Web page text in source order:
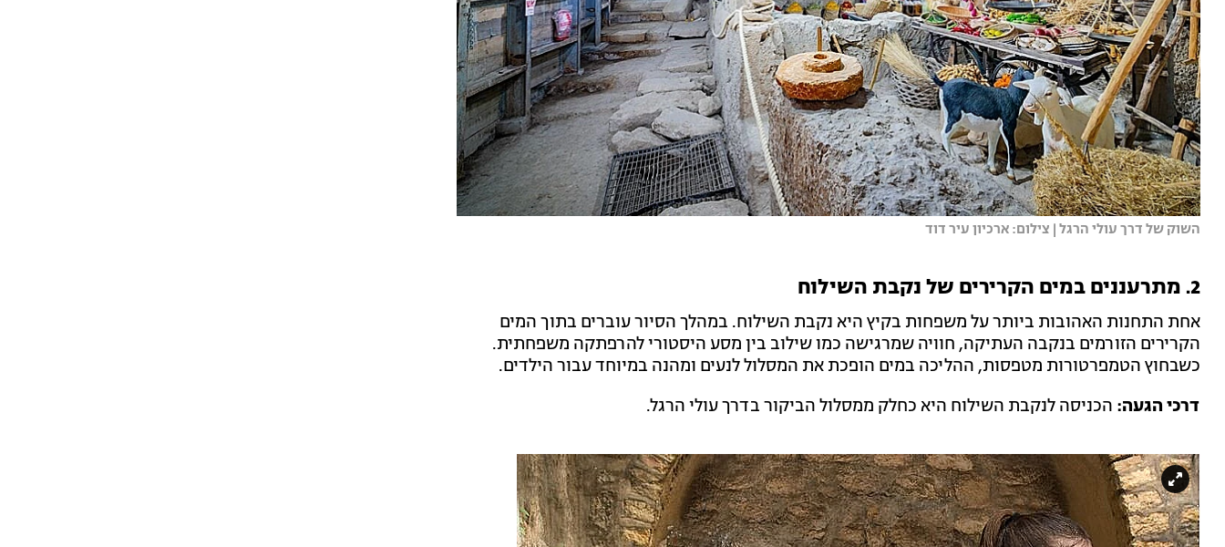
השוק של דרך עולי הרגל | צילום: ארכיון עיר דוד
2. מתרעננים במים הקרירים של נקבת השילוח
אחת התחנות האהובות ביותר על משפחות בקיץ היא נקבת השילוח. במהלך הסיור עוברים בתוך המים
הקרירים הזורמים בנקבה העתיקה, חוויה שמרגישה כמו שילוב בין מסע היסטורי להרפתקה משפחתית.
כשבחוץ הטמפרטורות מטפסות, ההליכה במים הופכת את המסלול לנעים ומהנה במיוחד עבור הילדים.
דרכי הגעה: הכניסה לנקבת השילוח היא כחלק ממסלול הביקור בדרך עולי הרגל.